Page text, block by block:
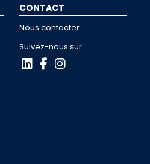
CONTACT
Nous contacter
Suivez-nous sur